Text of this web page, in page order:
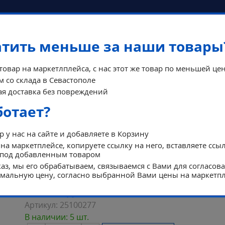
ПОМОЩЬ
стандартная 150*260 серо-бежевая
YERRNA ПРОСТЫНЯ СТАНДАРТНАЯ
Артикул: 25100277
В наличии: 5 шт.
меньше за наши
на маркетлплейса, с нас этот же товар по меньшей
со склада в Севастополе
доставка без повреждений
у нас на сайте и добавляете в Корзину
маркетплейсе, копируете ссылку на него, вставляете
добавленным товаром
мы его обрабатываем, связываемся с Вами для
цену, согласно выбранной Вами цены на